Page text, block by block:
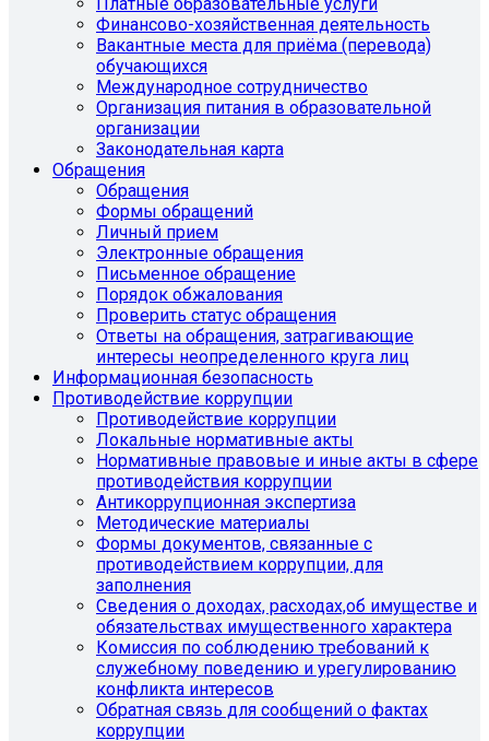
Финансово-хозяйственная деятельность
Вакантные места для приёма (перевода)
обучающихся
Международное сотрудничество
Организация питания в образовательной
организации
Законодательная карта
Обращения
Обращения
Формы обращений
Личный прием
Электронные обращения
Письменное обращение
Порядок обжалования
Проверить статус обращения
Ответы на обращения, затрагивающие
интересы неопределенного круга лиц
Информационная безопасность
Противодействие коррупции
Противодействие коррупции
Локальные нормативные акты
Нормативные правовые и иные акты в сфере
противодействия коррупции
Антикоррупционная экспертиза
Методические материалы
Формы документов, связанные с
противодействием коррупции, для
заполнения
Сведения о доходах, расходах,об имуществе и
обязательствах имущественного характера
Комиссия по соблюдению требований к
служебному поведению и урегулированию
конфликта интересов
Обратная связь для сообщений о фактах
коррупции